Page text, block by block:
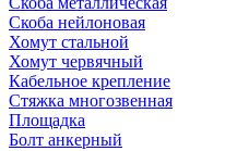
Скоба нейлоновая
Хомут стальной
Хомут червячный
Кабельное крепление
Стяжка многозвенная
Площадка
Болт анкерный